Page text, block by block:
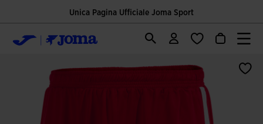
Unica Pagina Ufficiale Joma Sport